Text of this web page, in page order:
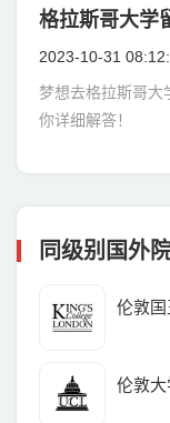
格拉斯哥大学
2023-10-31
梦想去格拉斯哥大
你详细解答！
同级别国外
伦敦
伦敦